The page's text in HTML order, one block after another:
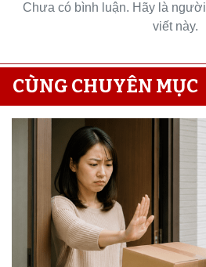
Chưa có bình luận. Hãy là
viết này.
CÙNG CHUYÊN MỤC